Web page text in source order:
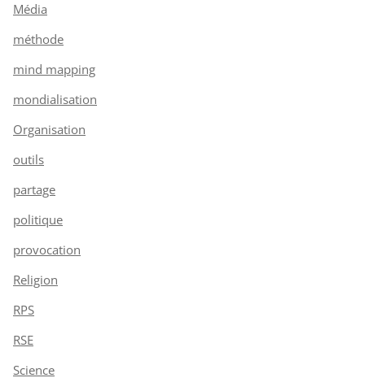
Média
méthode
mind mapping
mondialisation
Organisation
outils
partage
politique
provocation
Religion
RPS
RSE
Science